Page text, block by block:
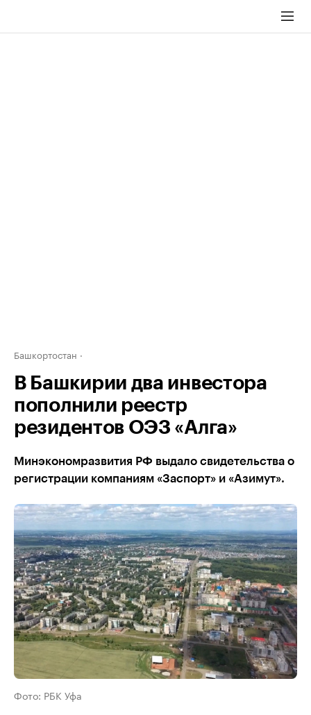
Башкортостан
В Башкирии два инвестора
пополнили реестр
резидентов ОЭЗ «Алга»
Минэкономразвития РФ выдало свидетельства о
регистрации компаниям «Заспорт» и «Азимут».
Фото: РБК Уфа